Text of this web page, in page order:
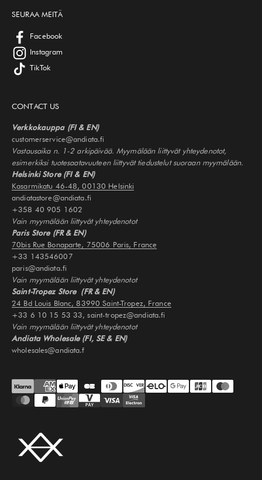
SEURAA MEITÄ
Facebook
Instagram
TikTok
CONTACT US
Verkkokauppa (FI & EN)
customerservice@andiata.fi
Vastausaika n. 1-2 arkipäivää. Myymälään liittyvät yhteydenotot,
esimerkiksi tuotesaatavuuteen liittyvät tiedustelut suoraan myymälään.
Helsinki Store (FI & EN)
Kasarmikatu 46-48, 00130 Helsinki
andiatastore@andiata.fi
+358 40 905 1602
Vain myymälään liittyvät yhteydenotot
Paris Store (FR & EN)
70bis Rue Bonaparte, 75006 Paris, France
+33 143546007
paris@andiata.fi
Vain myymälään liittyvät yhteydenotot
Saint-Tropez Store (FR & EN)
24 Bd Louis Blanc, 83990 Saint-Tropez, France
+33 6 10 15 53 33, saint-tropez@andiata.fi
Vain myymälään liittyvät yhteydenotot
Andiata Wholesale (FI, SE & EN)
wholesales@andiata.f